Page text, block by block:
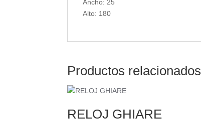
Ancho: 25
Alto: 180
Productos relacionados
RELOJ GHIARE